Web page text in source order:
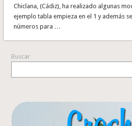
Chiclana, (Cádiz), ha realizado algunas
ejemplo tabla empieza en el 1 y además
números para …
Buscar